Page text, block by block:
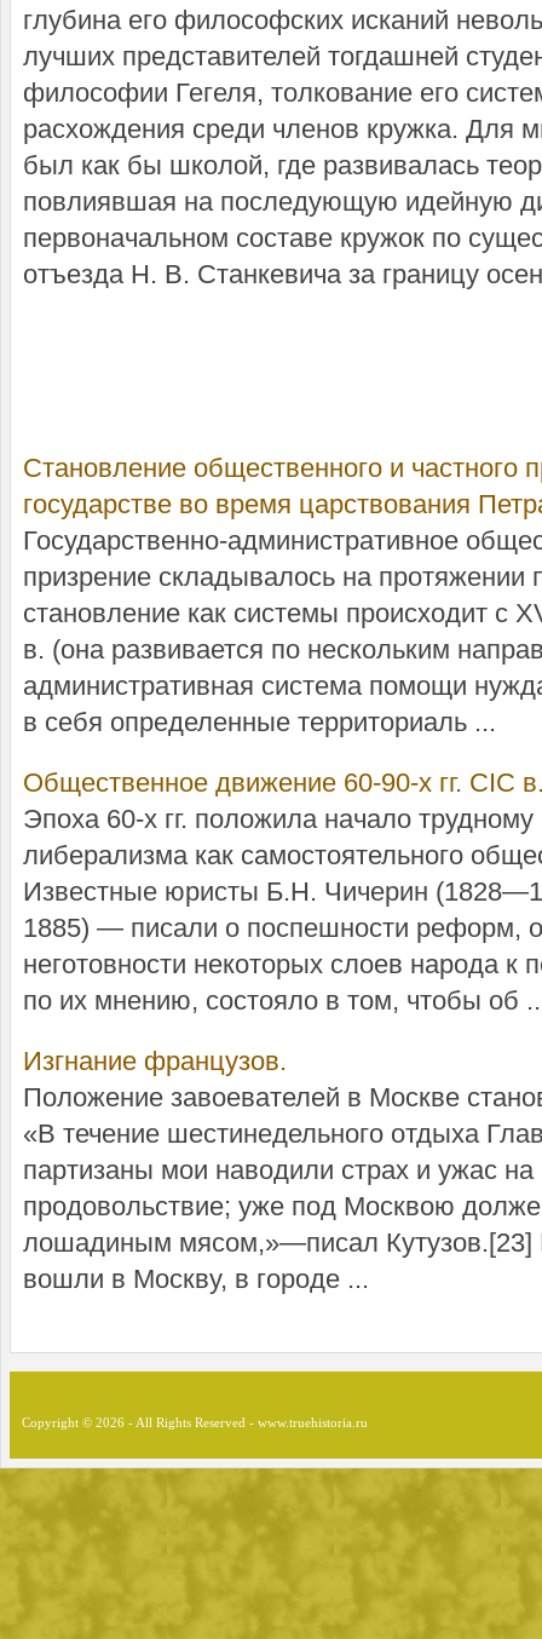
глубина его философских исканий
лучших представителей тогдашней
философии Гегеля, толкование его
расхождения среди членов кружка. Для
был как бы школой, где развива­лась
повлиявшая на последующую идей­ную
первоначальном составе кружок по
отъезда Н. В. Станкевича за границу
Становление общественного и частного
государстве во время царствования
Государственно-административное
призрение складывалось на протяжении
становление как системы происходит с
в. (она развивается по нескольким
административная система помощи
в себя определенные территориаль ...
Общественное движение 60-90-х гг. CIC
Эпоха 60-х гг. положила начало
либерализма как самостоятельного
Известные юристы Б.Н. Чичерин
1885) — писали о поспешности реформ, о
неготовности некоторых слоев народа
по их мнению, состояло в том, чтобы об
Изгнание французов.
Положение завоевателей в Москве
«В течение шестинедельного отдыха
партизаны мои наводили страх и ужас на
продовольствие; уже под Москвою
лошадиным мясом,»—писал Кутузов.[23]
вошли в Москву, в городе ...
Copyright © 2026 - All Rights Reserved - www.truehistoria.ru